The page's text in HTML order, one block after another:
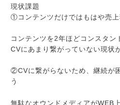
現状課題
①コンテンツだけではもはや売
コンテンツを2年ほどコンスタン
CVにあまり繋がっていない現状
②CVに繋がらないため、継続が
う
無駄なオウンドメディアがWEB